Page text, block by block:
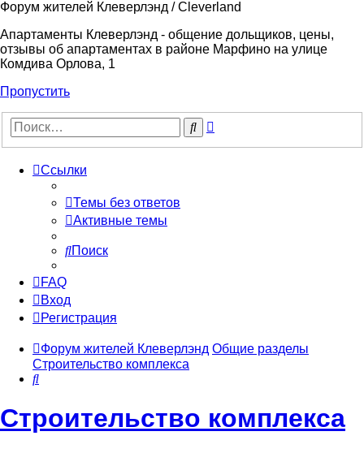
Форум жителей Клеверлэнд / Cleverland
Апартаменты Клеверлэнд - общение дольщиков, цены,
отзывы об апартаментах в районе Марфино на улице
Комдива Орлова, 1
Пропустить
Поиск
Ссылки
Темы без ответов
Активные темы
Поиск
FAQ
Вход
Регистрация
Форум жителей Клеверлэнд Общие разделы
Строительство комплекса
Поиск
Строительство комплекса